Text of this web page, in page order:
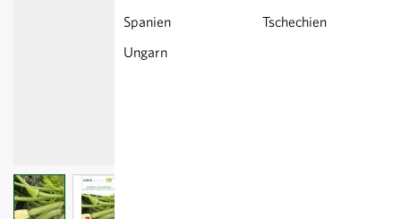
Spanien
Tschechien
Ungarn
View larger imageView larger image